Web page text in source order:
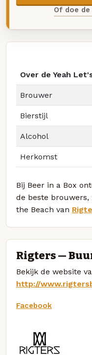
Of doe
Over de Yeah
Brouwer
Bierstijl
Alcohol
Herkomst
Bij Beer in a Box
de beste brouwers,
the Beach van
Rigters —
Bekijk de website
http://
Facebook